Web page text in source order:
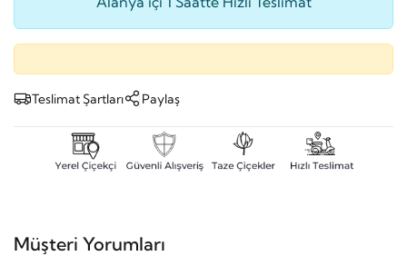
Teslimat Şartları Paylaş
Müşteri Yorumları